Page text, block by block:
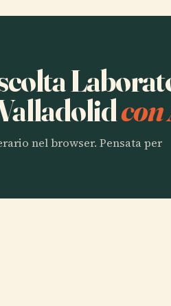
nel browser. Pensata per